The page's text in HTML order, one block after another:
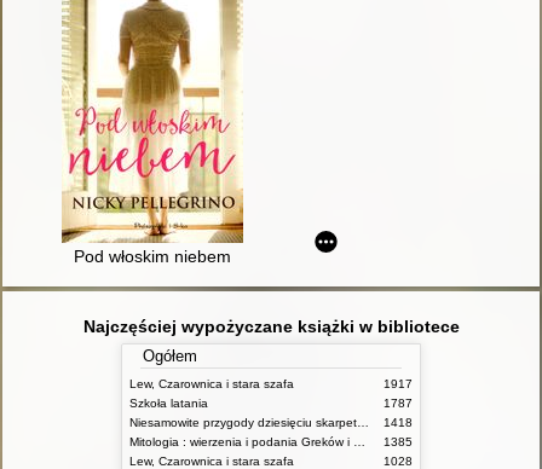
Pod włoskim niebem
Najczęściej wypożyczane książki w bibliotece
Ogółem
Lew, Czarownica i stara szafa
1917
Szkoła latania
1787
1418
1385
Lew, Czarownica i stara szafa
1028